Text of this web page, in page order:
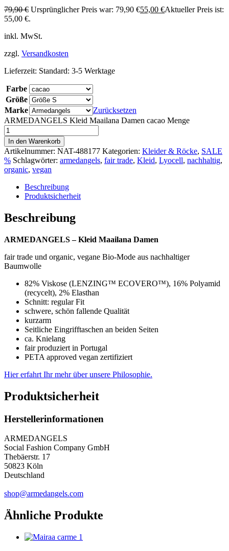
79,90€ Ursprünglicher Preis war: 79,90 €55,00 €Aktueller Preis ist:
55,00 €.
inkl. MwSt.
zzgl. Versandkosten
Lieferzeit: Standard: 3-5 Werktage
Farbe
Größe
Marke
Zurücksetzen
ARMEDANGELS Kleid Maailana Damen cacao Menge
In den Warenkorb
Artikelnummer: NAT-488177 Kategorien: Kleider & Röcke, SALE
% Schlagwörter: armedangels, fair trade, Kleid, Lyocell, nachhaltig,
organic, vegan
Beschreibung
Produktsicherheit
Beschreibung
ARMEDANGELS – Kleid Maailana Damen
fair trade und organic, vegane Bio-Mode aus nachhaltiger
Baumwolle
82% Viskose (LENZING™ ECOVERO™), 16% Polyamid
(recycelt), 2% Elasthan
Schnitt: regular Fit
schwere, schön fallende Qualität
kurzarm
Seitliche Eingrifftaschen an beiden Seiten
ca. Knielang
fair produziert in Portugal
PETA approved vegan zertifiziert
Hier erfahrt Ihr mehr über unsere Philosophie.
Produktsicherheit
Herstellerinformationen
ARMEDANGELS
Social Fashion Company GmbH
Thebäerstr. 17
50823 Köln
Deutschland
shop@armedangels.com
Ähnliche Produkte